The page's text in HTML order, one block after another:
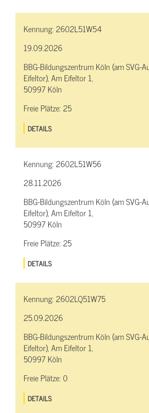
Kennung:2602L51W54
19.09.2026
BBG-Bildungszentrum Köln (am SVG-
Eifeltor), Am Eifeltor 1,
50997 Köln
Freie Plätze:25
DETAILS
Kennung:2602L51W56
28.11.2026
BBG-Bildungszentrum Köln (am SVG-
Eifeltor), Am Eifeltor 1,
50997 Köln
Freie Plätze:25
DETAILS
Kennung:2602LQ51W75
25.09.2026
BBG-Bildungszentrum Köln (am SVG-
Eifeltor), Am Eifeltor 1,
50997 Köln
Freie Plätze:0
DETAILS